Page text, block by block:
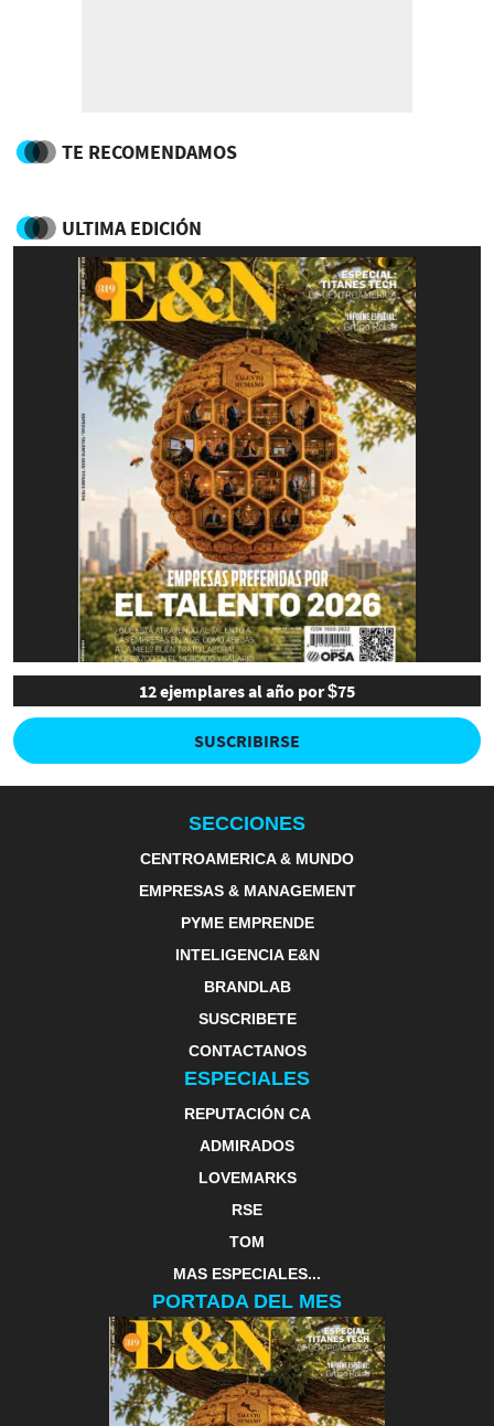
TE RECOMENDAMOS
ULTIMA EDICIÓN
12 ejemplares al año por $75
SUSCRIBIRSE
SECCIONES
CENTROAMERICA & MUNDO
EMPRESAS & MANAGEMENT
PYME EMPRENDE
INTELIGENCIA E&N
BRANDLAB
SUSCRIBETE
CONTACTANOS
ESPECIALES
REPUTACIÓN CA
ADMIRADOS
LOVEMARKS
RSE
TOM
MAS ESPECIALES...
PORTADA DEL MES